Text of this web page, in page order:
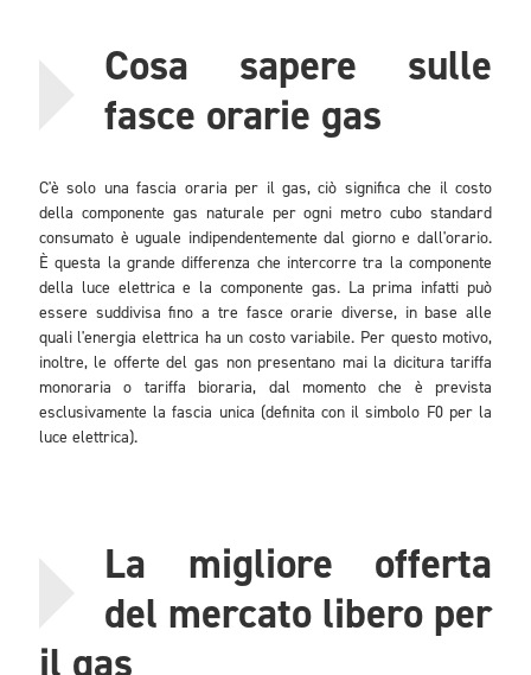
Cosa sapere sulle
fasce orarie gas
C'è solo una fascia oraria per il gas, ciò significa che il costo
della componente gas naturale per ogni metro cubo standard
consumato è uguale indipendentemente dal giorno e dall'orario.
È questa la grande differenza che intercorre tra la componente
della luce elettrica e la componente gas. La prima infatti può
essere suddivisa fino a tre fasce orarie diverse, in base alle
quali l'energia elettrica ha un costo variabile. Per questo motivo,
inoltre, le offerte del gas non presentano mai la dicitura tariffa
monoraria o tariffa bioraria, dal momento che è prevista
esclusivamente la fascia unica (definita con il simbolo F0 per la
luce elettrica).
La migliore offerta
del mercato libero per
il gas